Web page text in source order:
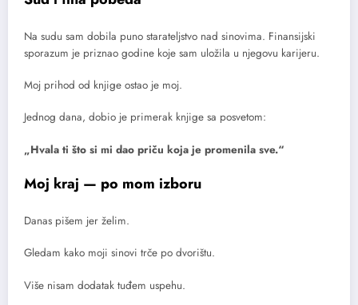
Na sudu sam dobila puno starateljstvo nad sinovima. Finansijski
sporazum je priznao godine koje sam uložila u njegovu karijeru.
Moj prihod od knjige ostao je moj.
Jednog dana, dobio je primerak knjige sa posvetom:
„Hvala ti što si mi dao priču koja je promenila sve.“
Moj kraj — po mom izboru
Danas pišem jer želim.
Gledam kako moji sinovi trče po dvorištu.
Više nisam dodatak tuđem uspehu.